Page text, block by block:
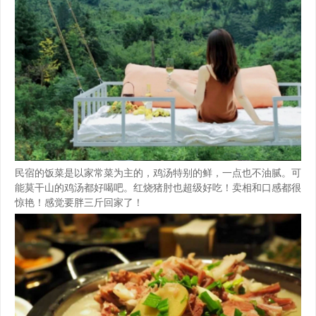
民宿的饭菜是以家常菜为主的，鸡汤特别的鲜，一点也不油腻。可
能莫干山的鸡汤都好喝吧。红烧猪肘也超级好吃！卖相和口感都很
惊艳！感觉要胖三斤回家了！